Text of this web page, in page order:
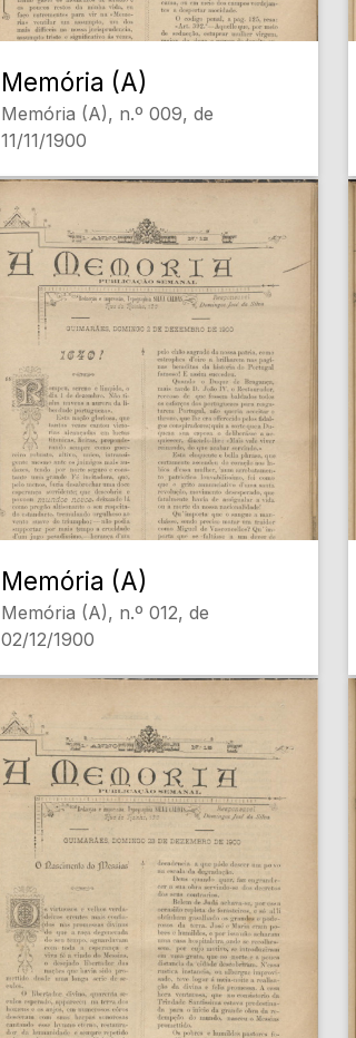
Memória (A)
Memória (A), n.º 009, de
11/11/1900
Memória (A)
Memória (A), n.º 012, de
02/12/1900